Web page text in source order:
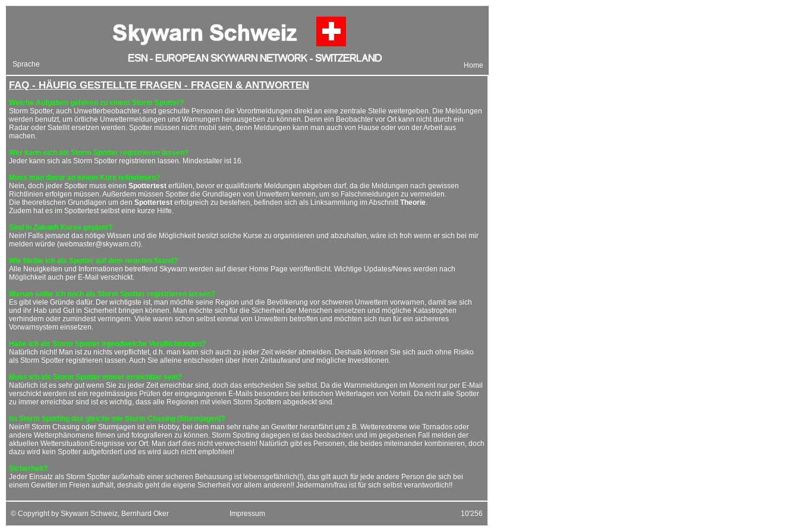
Sprache Home
FAQ - HÄUFIG GESTELLTE FRAGEN - FRAGEN & ANTWORTEN
Welche Aufgaben gehören zu einem Storm Spotter?
Storm Spotter, auch Unwetterbeobachter, sind geschulte Personen die Vorortmeldungen direkt an eine zentrale Stelle weitergeben. Die Meldungen
werden benutzt, um örtliche Unwettermeldungen und Warnungen herausgeben zu können. Denn ein Beobachter vor Ort kann nicht durch ein
Radar oder Satellit ersetzen werden. Spotter müssen nicht mobil sein, denn Meldungen kann man auch von Hause oder von der Arbeit aus
machen.
Wer kann sich als Storm Spotter registrieren lassen?
Jeder kann sich als Storm Spotter registrieren lassen. Mindestalter ist 16.
Muss man davor an einem Kurs teilnehmen?
Nein, doch jeder Spotter muss einen Spottertest erfüllen, bevor er qualifizierte Meldungen abgeben darf, da die Meldungen nach gewissen
Richtlinien erfolgen müssen. Außerdem müssen Spotter die Grundlagen von Unwettern kennen, um so Falschmeldungen zu vermeiden.
Die theoretischen Grundlagen um den Spottertest erfolgreich zu bestehen, befinden sich als Linksammlung im Abschnitt Theorie
Zudem hat es im Spottertest selbst eine kurze Hilfe.
Sind in Zukunft Kurse geplant?
Nein! Falls jemand das nötige Wissen und die Möglichkeit besitzt solche Kurse zu organisieren und abzuhalten, wäre ich froh wenn er sich bei mir
melden würde (webmaster@skywarn.ch).
Wie bleibe ich als Spotter auf dem neusten Stand?
Alle Neuigkeiten und Informationen betreffend Skywarn werden auf dieser Home Page veröffentlicht. Wichtige Updates/News werden nach
Möglichkeit auch per E-Mail verschickt.
Warum sollte ich mich als Storm Spotter registrieren lassen?
Es gibt viele Gründe dafür. Der wichtigste ist, man möchte seine Region und die Bevölkerung vor schweren Unwettern vorwarnen, damit sie sich
und ihr Hab und Gut in Sicherheit bringen können. Man möchte sich für die Sicherheit der Menschen einsetzen und mögliche Katastrophen
verhindern oder zumindest verringern. Viele waren schon selbst einmal von Unwettern betroffen und möchten sich nun für ein sichereres
Vorwarnsystem einsetzen.
Habe ich als Storm Spotter irgendwelche Verpflichtungen?
Natürlich nicht! Man ist zu nichts verpflichtet, d.h. man kann sich auch zu jeder Zeit wieder abmelden. Deshalb können Sie sich auch ohne Risiko
als Storm Spotter registrieren lassen. Auch Sie alleine entscheiden über ihren Zeitaufwand und mögliche Investitionen.
Muss ich als Storm Spotter immer erreichbar sein?
Natürlich ist es sehr gut wenn Sie zu jeder Zeit erreichbar sind, doch das entscheiden Sie selbst. Da die Warnmeldungen im Moment nur per E-Mail
verschickt werden ist ein regelmässiges Prüfen der eingegangenen E-Mails besonders bei kritischen Wetterlagen von Vorteil. Da nicht alle Spotter
zu immer erreichbar sind ist es wichtig, dass alle Regionen mit vielen Storm Spottern abgedeckt sind.
Ist Storm Spotting das gleiche wie Storm Chasing (Sturmjagen)?
Nein!!! Storm Chasing oder Sturmjagen ist ein Hobby, bei dem man sehr nahe an Gewitter heranfährt um z.B. Wetterextreme wie Tornados oder
andere Wetterphänomene filmen und fotografieren zu können. Storm Spotting dagegen ist das beobachten und im gegebenen Fall melden der
aktuellen Wettersituation/Ereignisse vor Ort. Man darf dies nicht verwechseln! Natürlich gibt es Personen, die beides miteinander kombinieren, doch
dazu wird kein Spotter aufgefordert und es wird auch nicht empfohlen!
Sicherheit?
Jeder Einsatz als Storm Spotter außerhalb einer sicheren Behausung ist lebensgefährlich(!), das gilt auch für jede andere Person die sich bei
einem Gewitter im Freien aufhält, deshalb geht die eigene Sicherheit vor allem anderen!! Jedermann/frau ist für sich selbst verantwortlich!!
© Copyright by Skywarn Schweiz, Bernhard Oker Impressum 10'256